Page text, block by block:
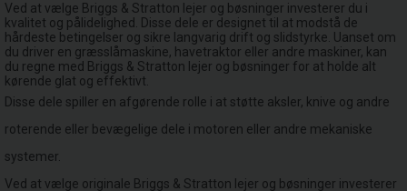
Ved at vælge Briggs & Stratton lejer og bøsninger investerer du i
kvalitet og pålidelighed. Disse dele er designet til at modstå de
hårdeste betingelser og sikre langvarig drift og slidstyrke. Uanset om
du driver en græsslåmaskine, havetraktor eller andre maskiner, kan
du regne med Briggs & Stratton lejer og bøsninger for at holde alt
kørende glat og effektivt.
Disse dele spiller en afgørende rolle i at støtte aksler, knive og andre
roterende eller bevægelige dele i motoren eller andre mekaniske
systemer.
Ved at vælge originale Briggs & Stratton lejer og bøsninger investerer